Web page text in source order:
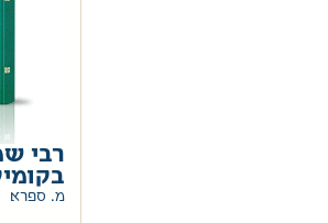
רבי
מ. ספרא